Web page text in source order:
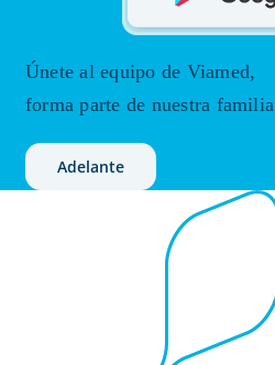
Únete al equipo de Viamed,
forma parte de nuestra familia
Adelante